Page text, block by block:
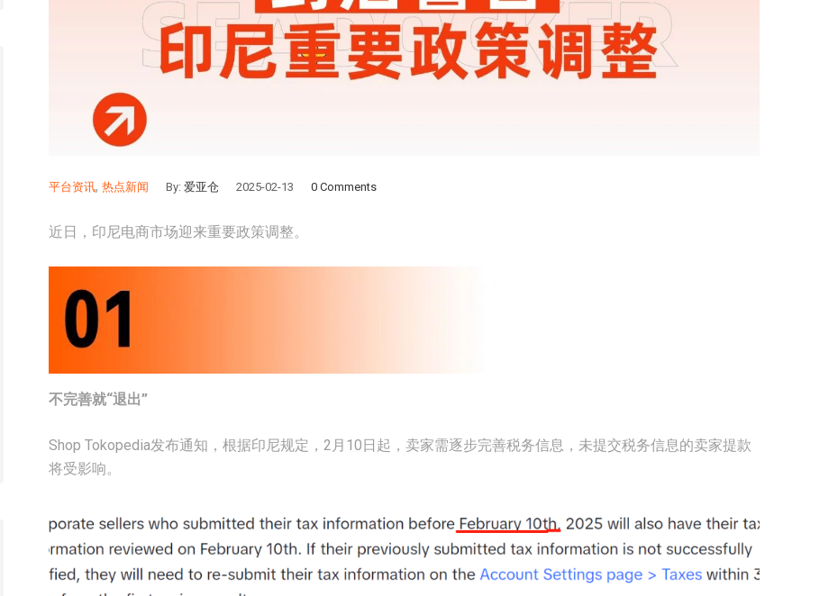
平台资讯, 热点新闻 By: 爱亚仓 2025-02-13 0 Comments
近日，印尼电商市场迎来重要政策调整。
不完善就“退出”
Shop Tokopedia发布通知，根据印尼规定，2月10日起，卖家需逐步完善税务信息，未提交税务信息的卖家提款
将受影响。